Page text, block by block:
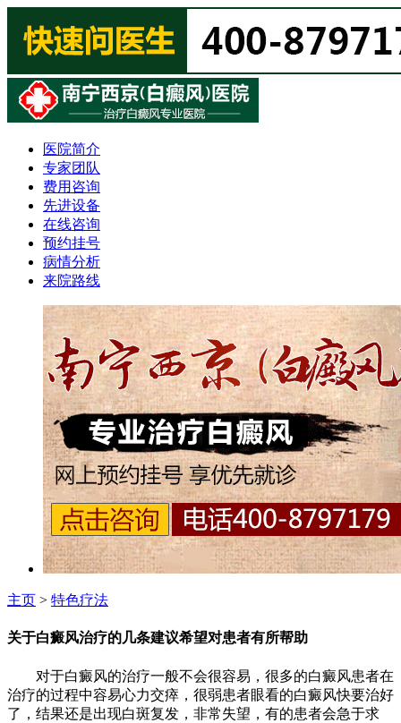
医院简介
专家团队
费用咨询
先进设备
在线咨询
预约挂号
病情分析
来院路线
主页 > 特色疗法
关于白癜风治疗的几条建议希望对患者有所帮助
对于白癜风的治疗一般不会很容易，很多的白癜风患者在
治疗的过程中容易心力交瘁，很弱患者眼看的白癜风快要治好
了，结果还是出现白斑复发，非常失望，有的患者会急于求